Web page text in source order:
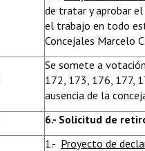
de tratar y aprobar
el trabajo en todo
Concejales Marcelo
Se somete a
172, 173, 176, 177,
ausencia de la
6.- Solicitud de
1.- Proyecto de